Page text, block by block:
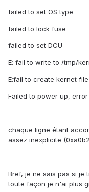
failed to set OS type
failed to lock fuse
failed to set DCU
E: fail to write to /tmp/
E:fail to create kernet
Failed to power up,
chaque ligne étant
assez inexplicite
Bref, je ne sais pas si je
toute façon je n'ai plus